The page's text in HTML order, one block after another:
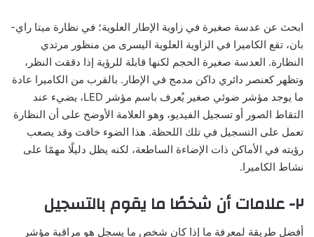
ابحث عن عدسة صغيرة في زاوية الإطار العلوية؛ في نظارة ميتا راي-
بان، تقع الكاميرا في الزاوية العلوية اليسرى من منظور مرتدي
النظارة. العدسة صغيرة الحجم لكنها قابلة للرؤية إذا دققت النظر،
وتظهر كعنصر دائري داكن مدمج في الإطار. بالقرب من الكاميرا عادة
ما يوجد مؤشر ضوئي صغير يُعرف باسم مؤشر LED، يضيء عند
التقاط الصور أو تسجيل الفيديو، وهو العلامة الأوضح على أن النظارة
تعمل على التسجيل في تلك اللحظة. هذا الضوء خافت وقد يصعب
رؤيته في الأماكن ذات الإضاءة الساطعة، لكنه يظل دليلًا مهمًا على
نشاط الكاميرا.
٢- علامات أن شخصًا ما يقوم بالتسجيل
أفضل طريقة لمعرفة ما إذا كان شخص ما يسجل هو مراقبة مؤشر